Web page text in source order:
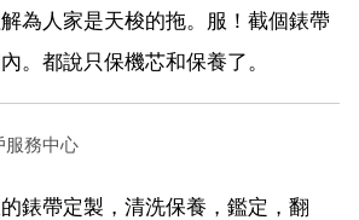
為人家是天梭的拖。服！截個錶帶
。都說只保機芯和保養了。
服務中心
錶帶定製，清洗保養，鑑定，翻